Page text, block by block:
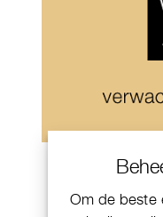
Om de beste
IWC